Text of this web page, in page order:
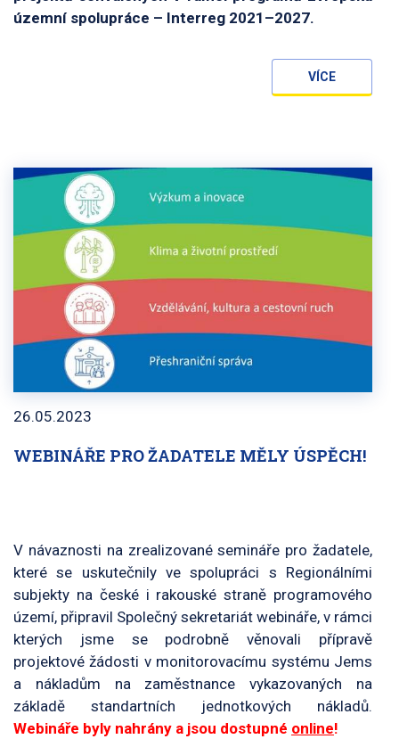
územní spolupráce – Interreg 2021–2027.
VÍCE
WEBINÁŘE PRO ŽADATELE MĚLY ÚSPĚCH!
26.05.2023
V návaznosti na zrealizované semináře pro žadatele,
které se uskutečnily ve spolupráci s Regionálními
subjekty na české i rakouské straně programového
území, připravil Společný sekretariát webináře, v rámci
kterých jsme se podrobně věnovali přípravě
projektové žádosti v monitorovacímu systému Jems
a nákladům na zaměstnance vykazovaných na
základě standartních jednotkových nákladů.
Webináře byly nahrány a jsou dostupné online!